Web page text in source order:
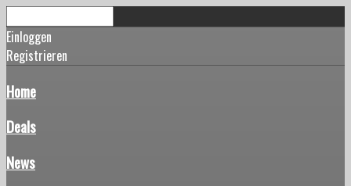
Einloggen
Registrieren
Home
Deals
News